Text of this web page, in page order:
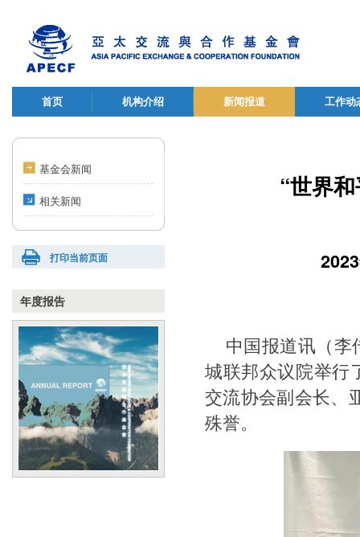
首页 机构介绍 新闻报道 工作动
基金会新闻
相关新闻
打印当前页面
年度报告
“世界
中国报道讯（李
城联邦众议院举行
交流协会副会长、
殊誉。